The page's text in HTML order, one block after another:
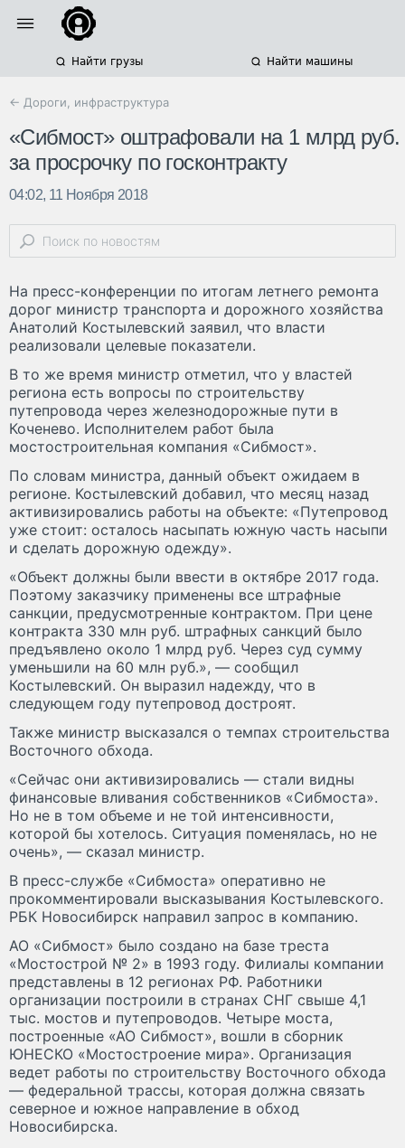
Найти грузы Найти машины
← Дороги, инфраструктура
«Сибмост» оштрафовали на 1 млрд руб.
за просрочку по госконтракту
04:02, 11 Ноября 2018
На пресс-конференции по итогам летнего ремонта
дорог министр транспорта и дорожного хозяйства
Анатолий Костылевский заявил, что власти
реализовали целевые показатели.
В то же время министр отметил, что у властей
региона есть вопросы по строительству
путепровода через железнодорожные пути в
Коченево. Исполнителем работ была
мостостроительная компания «Сибмост».
По словам министра, данный объект ожидаем в
регионе. Костылевский добавил, что месяц назад
активизировались работы на объекте: «Путепровод
уже стоит: осталось насыпать южную часть насыпи
и сделать дорожную одежду».
«Объект должны были ввести в октябре 2017 года.
Поэтому заказчику применены все штрафные
санкции, предусмотренные контрактом. При цене
контракта 330 млн руб. штрафных санкций было
предъявлено около 1 млрд руб. Через суд сумму
уменьшили на 60 млн руб.», — сообщил
Костылевский. Он выразил надежду, что в
следующем году путепровод достроят.
Также министр высказался о темпах строительства
Восточного обхода.
«Сейчас они активизировались — стали видны
финансовые вливания собственников «Сибмоста».
Но не в том объеме и не той интенсивности,
которой бы хотелось. Ситуация поменялась, но не
очень», — сказал министр.
В пресс-службе «Сибмоста» оперативно не
прокомментировали высказывания Костылевского.
РБК Новосибирск направил запрос в компанию.
АО «Сибмост» было создано на базе треста
«Мостострой № 2» в 1993 году. Филиалы компании
представлены в 12 регионах РФ. Работники
организации построили в странах СНГ свыше 4,1
тыс. мостов и путепроводов. Четыре моста,
построенные «АО Сибмост», вошли в сборник
ЮНЕСКО «Мостостроение мира». Организация
ведет работы по строительству Восточного обхода
— федеральной трассы, которая должна связать
северное и южное направление в обход
Новосибирска.